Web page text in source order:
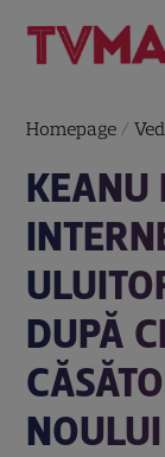
Homepage /
KEANU
DUPĂ